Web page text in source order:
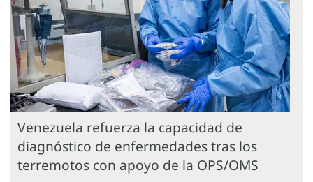
Venezuela refuerza la capacidad de
diagnóstico de enfermedades tras los
terremotos con apoyo de la OPS/OMS